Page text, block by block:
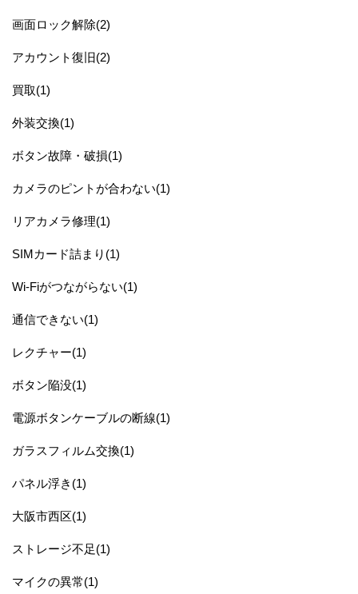
画面ロック解除(2)
アカウント復旧(2)
買取(1)
外装交換(1)
ボタン故障・破損(1)
カメラのピントが合わない(1)
リアカメラ修理(1)
SIMカード詰まり(1)
Wi-Fiがつながらない(1)
通信できない(1)
レクチャー(1)
ボタン陥没(1)
電源ボタンケーブルの断線(1)
ガラスフィルム交換(1)
パネル浮き(1)
大阪市西区(1)
ストレージ不足(1)
マイクの異常(1)